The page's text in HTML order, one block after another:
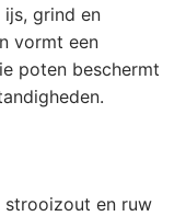
grind en
vormt een
poten beschermt
strooizout en ruw